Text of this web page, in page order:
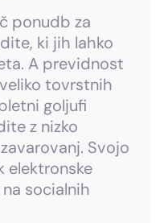
ponudb za
ki jih lahko
A previdnost
tovrstnih
goljufi
z nizko
Svojo
elektronske
socialnih